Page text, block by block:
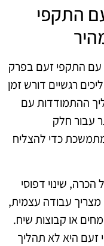
עם התקפי
עם התקפי זעם בפרק
רגשיים דורש זמן
ההתמודדות עם
עבור חלק
כדי להצליח
הכרה, שינוי דפוסי
עבודה עצמית,
או קבוצות שיח.
היא לא תהליך